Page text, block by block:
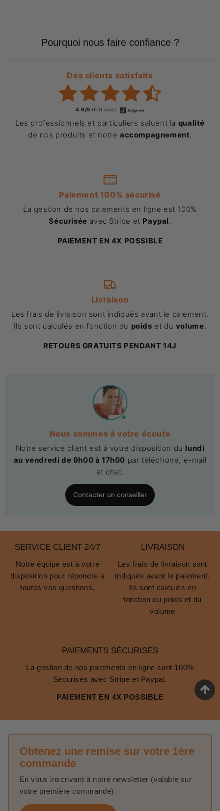
Pourquoi nous faire confiance ?
Des clients satisfaits
4.6/5 (651 avis)
Les professionnels et particuliers saluent la qualité
de nos produits et notre accompagnement
Paiement 100% sécurisé
La gestion de nos paiements en ligne est 100%
Sécurisée avec Stripe et Paypal
PAIEMENT EN 4X POSSIBLE
Livraison
Les frais de livraison sont indiqués avant le paiement.
Ils sont calculés en fonction du poids et du volume
RETOURS GRATUITS PENDANT 14J
Nous sommes à votre écoute
Notre service client est à votre disposition du lundi
au vendredi de 9h00 à 17h00 par téléphone, e-mail
et chat.
Contacter un conseiller
SERVICE CLIENT 24/7
Notre équipe est à votre
disposition pour répondre à
toutes vos questions.
LIVRAISON
Les frais de livraison sont
indiqués avant le paiement.
Ils sont calculés en
fonction du poids et du
volume
PAIEMENTS SÉCURISÉS
La gestion de nos paiements en ligne sont 100%
Sécurisés avec Stripe et Paypal.
PAIEMENT EN 4X POSSIBLE
Obtenez une remise sur votre 1ère
commande
En vous inscrivant à notre newsletter (valable sur
votre première commande).